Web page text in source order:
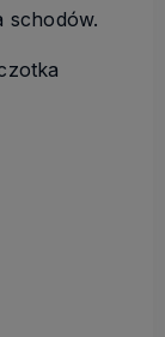
schodów.